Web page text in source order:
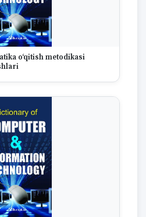
o‘qitish metodikasi